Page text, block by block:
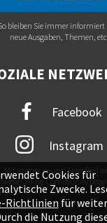
bleiben Sie immer informiert
neue Ausgaben, Themen,
Facebook
Instagram
Mit immer neuem Newsfeed
Online-Community
Cookies für
Zwecke.
Richtlinien für
die Nutzung